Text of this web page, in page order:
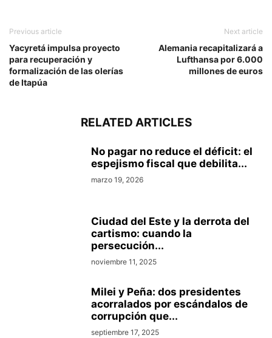
Previous article
Yacyretá impulsa proyecto
para recuperación y
formalización de las olerías
de Itapúa
Next article
Alemania recapitalizará a
Lufthansa por 6.000
millones de euros
RELATED ARTICLES
No pagar no reduce el déficit: el
espejismo fiscal que debilita...
marzo 19, 2026
Ciudad del Este y la derrota del
cartismo: cuando la
persecución...
noviembre 11, 2025
Milei y Peña: dos presidentes
acorralados por escándalos de
corrupción que...
septiembre 17, 2025